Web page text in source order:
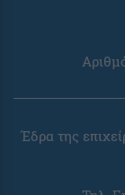
Έδρα της